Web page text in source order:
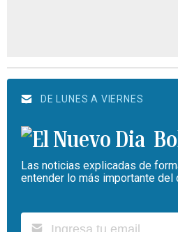
DE LUNES A VIERNES
Las noticias explicadas de
entender lo más importante del